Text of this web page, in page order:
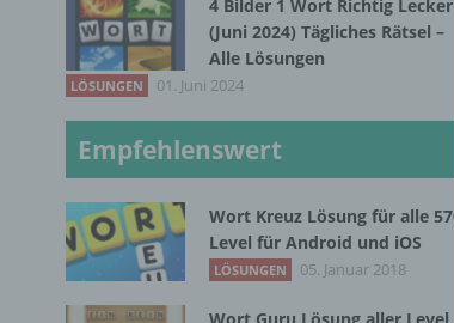
4 Bilder 1 Wort Richtig Lecker
(Juni 2024) Tägliches Rätsel –
Alle Lösungen
LÖSUNGEN 01. Juni 2024
Empfehlenswert
Wort Kreuz Lösung für alle
Level für Android und iOS
LÖSUNGEN 05. Januar 2018